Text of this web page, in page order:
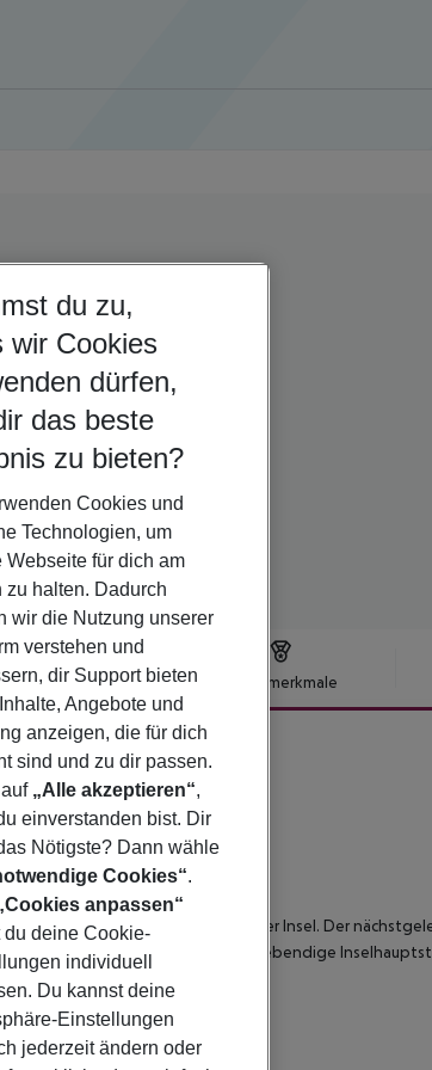
Hotelmerkmale
von Mauritius.
traumhaften Bucht im Norden der Insel. Der
Unterhaltungsmöglichkeiten. Die lebendige
80 Fahrminuten entfernt.
du zu,
wir Cookies
dürfen,
das beste
zu bieten?
Cookies und
Technologien, um
Webseite für dich am
zu halten. Dadurch
wir die Nutzung unserer
verstehen und
dir Support bieten
Angebote und
anzeigen, die für dich
sind und zu dir passen.
„Alle akzeptieren“,
einverstanden bist. Dir
Nötigste? Dann wähle
Cookies“.
anpassen“
du deine Cookie-
individuell
Du kannst deine
Einstellungen
jederzeit ändern oder